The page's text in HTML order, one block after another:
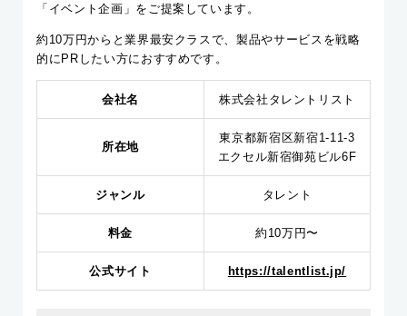
「イベント企画」をご提案しています。
約10万円からと業界最安クラスで、製品やサービスを戦略
的にPRしたい方におすすめです。
会社名 株式会社タレントリスト
所在地
東京都新宿区新宿1-11-3
エクセル新宿御苑ビル6F
ジャンル タレント
料金 約10万円〜
公式サイト https://talentlist.jp/